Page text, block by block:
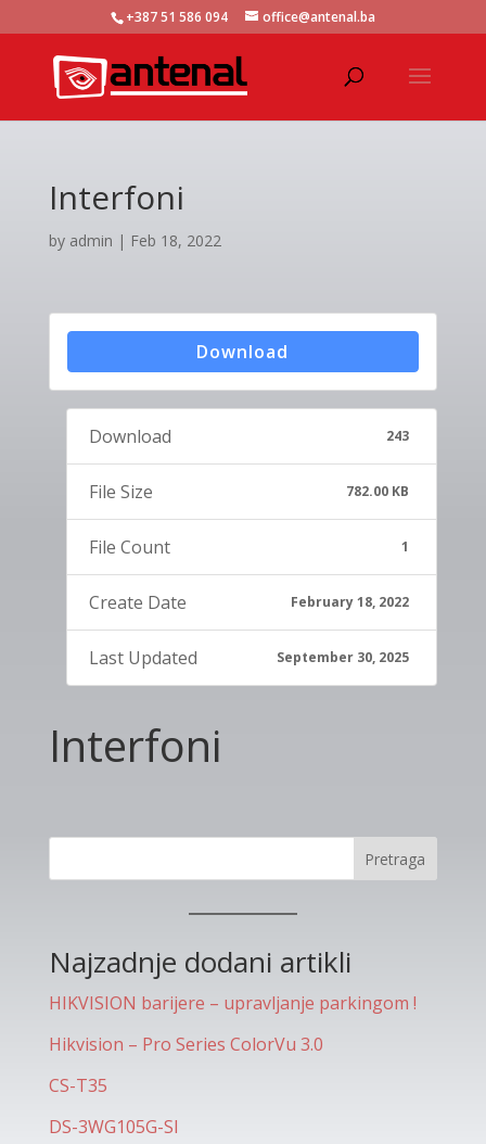
+387 51 586 094 office@antenal.ba
Interfoni
by admin | Feb 18, 2022
Download
Download 243
File Size 782.00 KB
File Count 1
Create Date February 18, 2022
Last Updated September 30, 2025
Interfoni
Pretraga
Najzadnje dodani artikli
HIKVISION barijere – upravljanje parkingom !
Hikvision – Pro Series ColorVu 3.0
CS-T35
DS-3WG105G-SI